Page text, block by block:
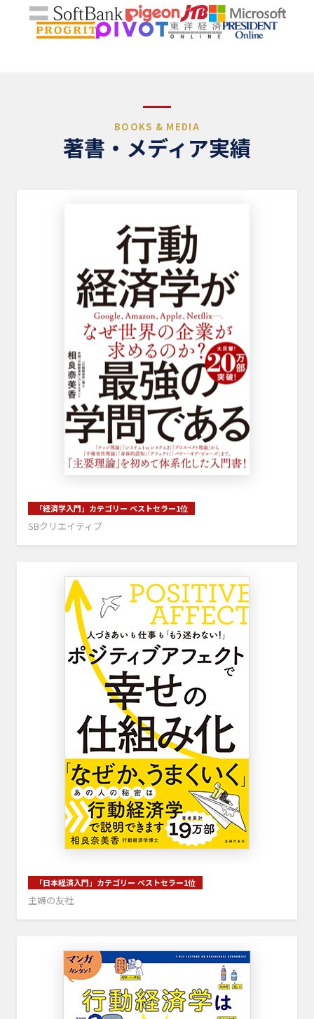
BOOKS & MEDIA
著書・メディア実績
「経済学入門」カテゴリー ベストセラー1位
SBクリエイティブ
「日本経済入門」カテゴリー ベストセラー1位
主婦の友社